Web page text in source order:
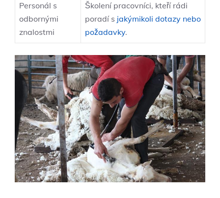
Personál s
odbornými
znalostmi
Školení pracovníci, kteří rádi
poradí s jakýmikoli dotazy nebo
požadavky.